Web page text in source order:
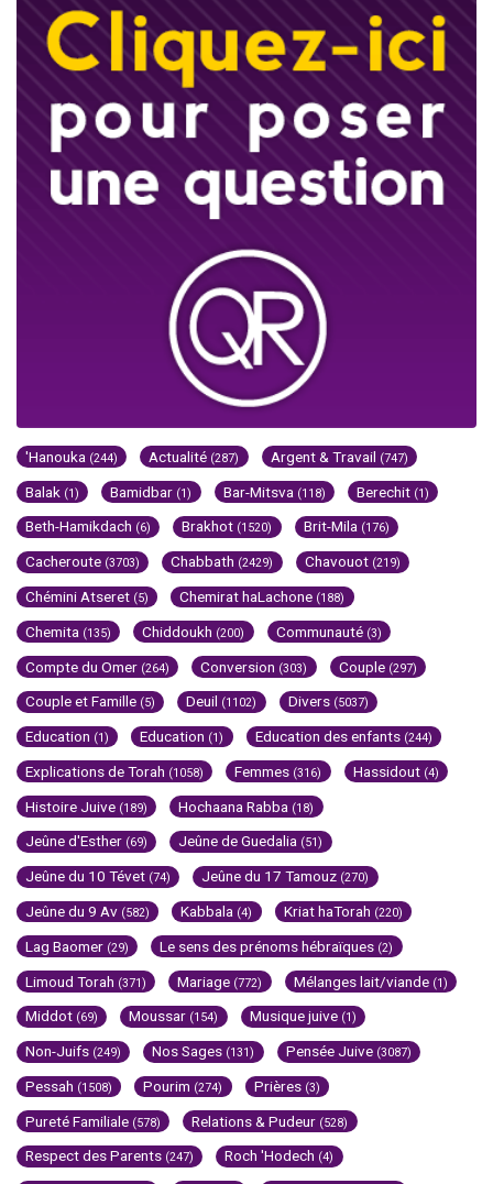
'Hanouka (244) Actualité (287) Argent & Travail (747)
Balak (1) Bamidbar (1) Bar-Mitsva (118) Berechit (1)
Beth-Hamikdach (6) Brakhot (1520) Brit-Mila (176)
Cacheroute (3703) Chabbath (2429) Chavouot (219)
Chémini Atseret (5) Chemirat haLachone (188)
Chemita (135) Chiddoukh (200) Communauté (3)
Compte du Omer (264) Conversion (303) Couple (297)
Couple et Famille (5) Deuil (1102) Divers (5037)
Education (1) Education (1) Education des enfants (244)
Explications de Torah (1058) Femmes (316) Hassidout (4)
Histoire Juive (189) Hochaana Rabba (18)
Jeûne d'Esther (69) Jeûne de Guedalia (51)
Jeûne du 10 Tévet (74) Jeûne du 17 Tamouz (270)
Jeûne du 9 Av (582) Kabbala (4) Kriat haTorah (220)
Lag Baomer (29) Le sens des prénoms hébraïques (2)
Limoud Torah (371) Mariage (772) Mélanges lait/viande (1)
Middot (69) Moussar (154) Musique juive (1)
Non-Juifs (249) Nos Sages (131) Pensée Juive (3087)
Pessah (1508) Pourim (274) Prières (3)
Pureté Familiale (578) Relations & Pudeur (528)
Respect des Parents (247) Roch 'Hodech (4)